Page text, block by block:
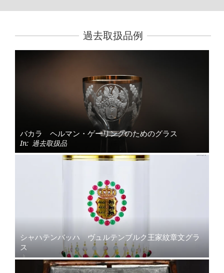
過去取扱品例
バカラ ヘルマン・ゲーリングのためのグラス
In: 過去取扱品
シャハテンバッハ ヴュルテンブルク王家紋章文グラ
ス